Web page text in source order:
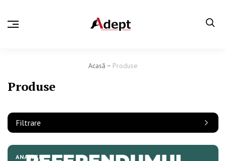
Acasă Produse
Produse
Filtrare
ANALIZE